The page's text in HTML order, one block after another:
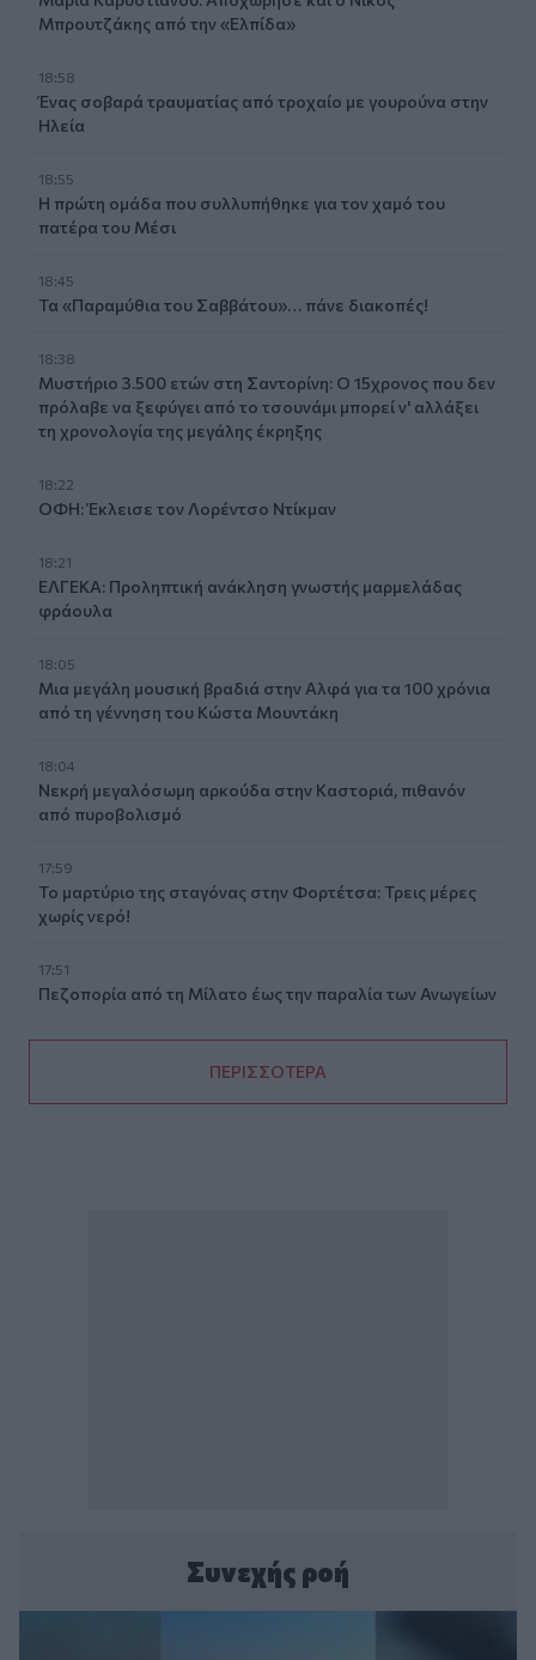
Μπρουτζάκης από την «Ελπίδα»
18:58
Ένας σοβαρά τραυματίας από τροχαίο με γουρούνα στην
Ηλεία
18:55
Η πρώτη ομάδα που συλλυπήθηκε για τον χαμό του
πατέρα του Μέσι
18:45
Τα «Παραμύθια του Σαββάτου»… πάνε διακοπές!
18:38
Μυστήριο 3.500 ετών στη Σαντορίνη: Ο 15χρονος που δεν
πρόλαβε να ξεφύγει από το τσουνάμι μπορεί ν' αλλάξει
τη χρονολογία της μεγάλης έκρηξης
18:22
ΟΦΗ: Έκλεισε τον Λορέντσο Ντίκμαν
18:21
ΕΛΓΕΚΑ: Προληπτική ανάκληση γνωστής μαρμελάδας
φράουλα
18:05
Μια μεγάλη μουσική βραδιά στην Αλφά για τα 100 χρόνια
από τη γέννηση του Κώστα Μουντάκη
18:04
Νεκρή μεγαλόσωμη αρκούδα στην Καστοριά, πιθανόν
από πυροβολισμό
17:59
Το μαρτύριο της σταγόνας στην Φορτέτσα: Τρεις μέρες
χωρίς νερό!
17:51
Πεζοπορία από τη Μίλατο έως την παραλία των Ανωγείων
ΠΕΡΙΣΣΟΤΕΡΑ
Συνεχής ροή